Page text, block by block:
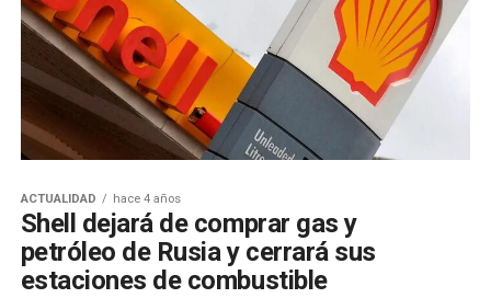
ACTUALIDAD hace 4 años
Shell dejará de comprar gas y
petróleo de Rusia y cerrará sus
estaciones de combustible